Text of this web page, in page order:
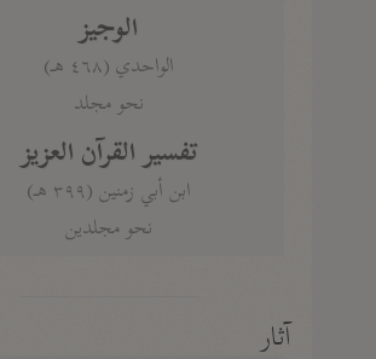
الوجيز
الواحدي (٤٦٨ هـ)
نحو مجلد
تفسير القرآن العزيز
ابن أبي زمنين (٣٩٩ هـ)
نحو مجلدين
آثار